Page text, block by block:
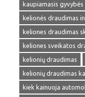
kaupiamasis
kelionės draudimas
keliones draudimas
keliones sveikatos
kelionių draudimas
kelionių draudimas
kiek kainuoja